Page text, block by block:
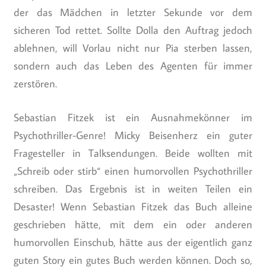
der das Mädchen in letzter Sekunde vor dem
sicheren Tod rettet. Sollte Dolla den Auftrag jedoch
ablehnen, will Vorlau nicht nur Pia sterben lassen,
sondern auch das Leben des Agenten für immer
zerstören.
Sebastian Fitzek ist ein Ausnahmekönner im
Psychothriller-Genre! Micky Beisenherz ein guter
Fragesteller in Talksendungen. Beide wollten mit
„Schreib oder stirb“ einen humorvollen Psychothriller
schreiben. Das Ergebnis ist in weiten Teilen ein
Desaster! Wenn Sebastian Fitzek das Buch alleine
geschrieben hätte, mit dem ein oder anderen
humorvollen Einschub, hätte aus der eigentlich ganz
guten Story ein gutes Buch werden können. Doch so,